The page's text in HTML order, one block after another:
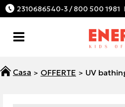
2310686540-3 / 800 500 1981
OFFERTE UV